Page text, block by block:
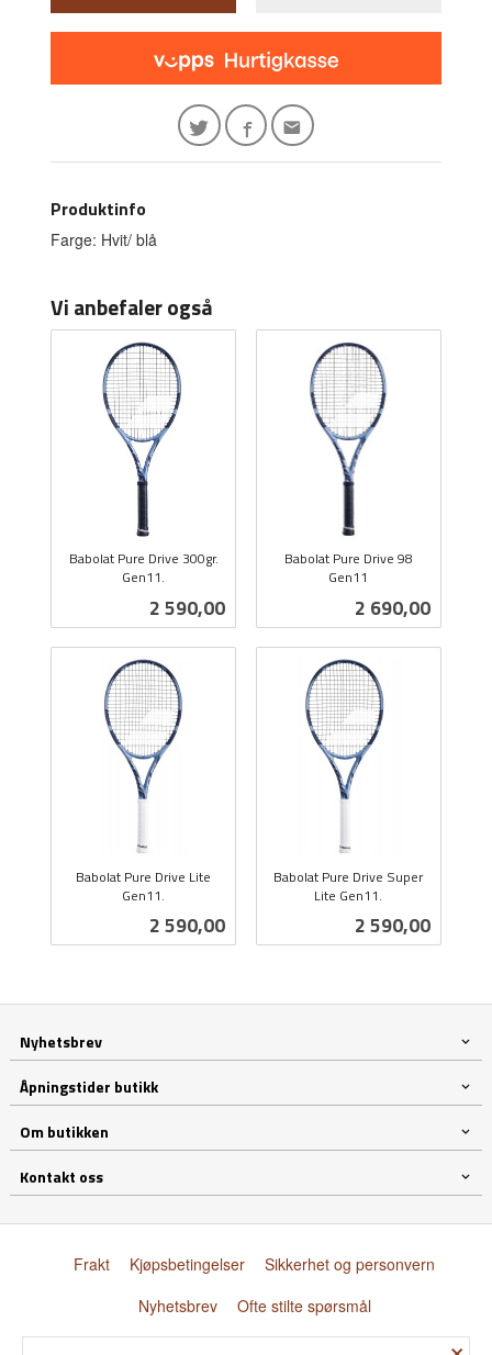
Produktinfo
Farge: Hvit/ blå
Vi anbefaler også
Babolat Pure Drive 300gr.
Gen11.
Pris
2 590,00
Babolat Pure Drive 98
Gen11
Pris
2 690,00
Babolat Pure Drive Lite
Gen11.
Pris
2 590,00
Babolat Pure Drive Super
Lite Gen11.
Pris
2 590,00
Nyhetsbrev
Åpningstider butikk
Om butikken
Kontakt oss
Frakt Kjøpsbetingelser
Sikkerhet og personvern
Nyhetsbrev
Ofte stilte spørsmål